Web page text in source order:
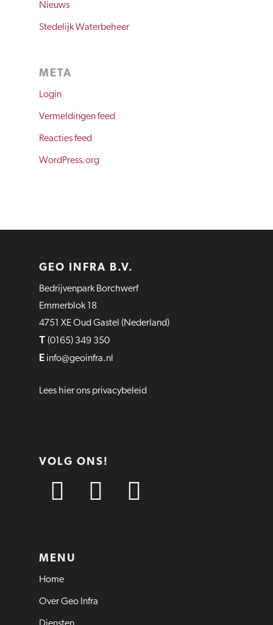
Nieuws
Stedelijk Waterbeheer
META
Login
Vermeldingen feed
Reacties feed
WordPress.org
GEO INFRA B.V.
Bedrijvenpark Borchwerf
Emmerblok 18
4751 XE Oud Gastel (Nederland)
T (0165) 349 350
E info@geoinfra.nl
Lees hier ons privacybeleid
VOLG ONS!
MENU
Home
Over Geo Infra